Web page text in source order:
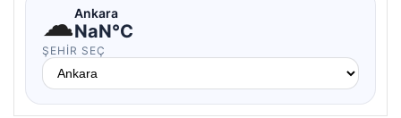
☁Ankara
NaN°C
ŞEHIR SEÇ